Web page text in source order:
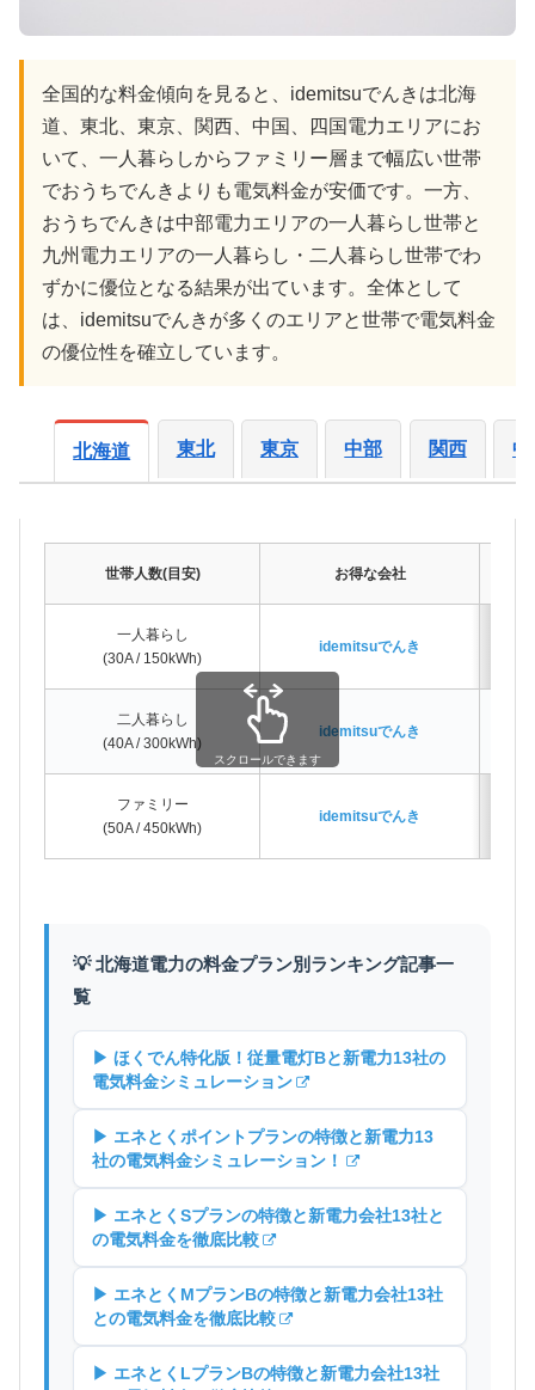
全国的な料金傾向を見ると、idemitsuでんきは北海
道、東北、東京、関西、中国、四国電力エリアにお
いて、一人暮らしからファミリー層まで幅広い世帯
でおうちでんきよりも電気料金が安価です。一方、
おうちでんきは中部電力エリアの一人暮らし世帯と
九州電力エリアの一人暮らし・二人暮らし世帯でわ
ずかに優位となる結果が出ています。全体として
は、idemitsuでんきが多くのエリアと世帯で電気料金
の優位性を確立しています。
北海道 東北 東京 中部 関西 中
世帯人数(目安) お得な会社
一人暮らし
(30A / 150kWh)
idemitsuでんき
二人暮らし
(40A / 300kWh)
idemitsuでんき
ファミリー
(50A / 450kWh)
idemitsuでんき
スクロールできます
💡 北海道電力の料金プラン別ランキング記事一
覧
▶ ほくでん特化版！従量電灯Bと新電力13社の
電気料金シミュレーション
▶ エネとくポイントプランの特徴と新電力13
社の電気料金シミュレーション！
▶ エネとくSプランの特徴と新電力会社13社と
の電気料金を徹底比較
▶ エネとくMプランBの特徴と新電力会社13社
との電気料金を徹底比較
▶ エネとくLプランBの特徴と新電力会社13社